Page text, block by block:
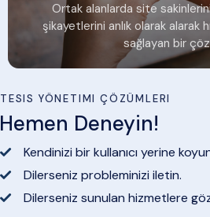
Ortak alanlarda site
şikayetlerini anlık olarak alarak
sağlayan bir
TESIS YÖNETIMI ÇÖZÜMLERI
Hemen Deneyin!
Kendinizi bir kullanıcı yerine
Dilerseniz probleminizi iletin.
Dilerseniz sunulan hizmetlere